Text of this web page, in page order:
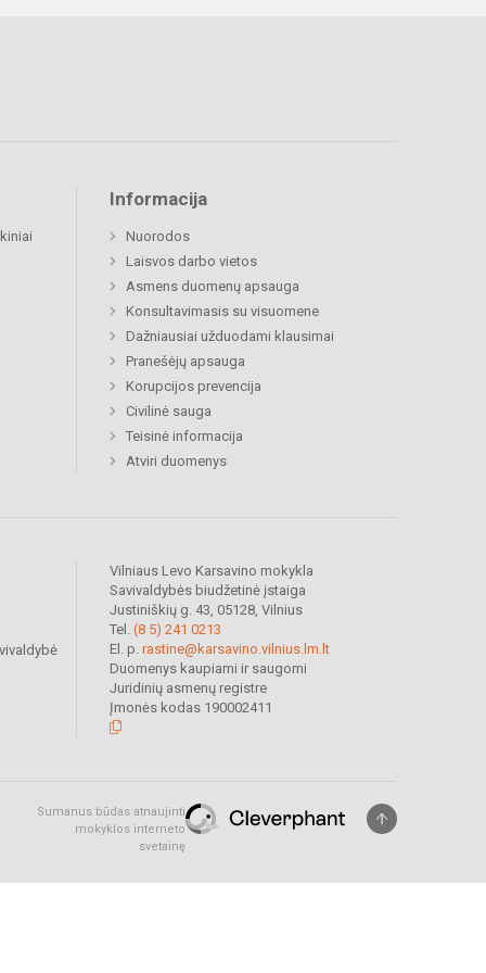
Informacija
Nuorodos
Laisvos darbo vietos
Asmens duomenų apsauga
Konsultavimasis su visuomene
Dažniausiai užduodami klausimai
Pranešėjų apsauga
Korupcijos prevencija
Civilinė sauga
Teisinė informacija
Atviri duomenys
Vilniaus Levo Karsavino mokykla
Savivaldybės biudžetinė įstaiga
Justiniškių g. 43, 05128, Vilnius
Tel. (8 5) 241 0213
El. p. rastine@karsavino.vilnius.lm.lt
Duomenys kaupiami ir saugomi
Juridinių asmenų registre
Įmonės kodas 190002411
Sumanus būdas atnaujinti
mokyklos interneto
svetainę